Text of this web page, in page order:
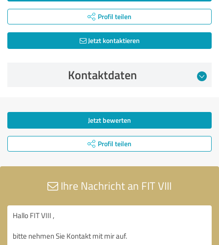
Profil teilen
Jetzt kontaktieren
Kontaktdaten
Jetzt bewerten
Profil teilen
Ihre Nachricht an FIT VIII